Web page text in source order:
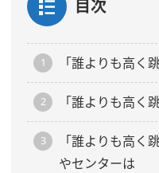
目次
「誰よりも高く
「誰よりも高く
「誰よりも高く
やセンターは